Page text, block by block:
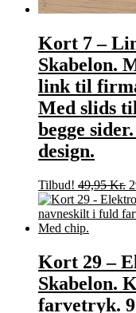
Kort 7 –
Skabelon.
link til
Med slids
begge
design.
Tilbud! 49,95Kr.
Kort 29 –
Skabelon.
farvetryk. 9